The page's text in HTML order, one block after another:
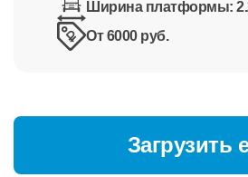
Ширина платформы:
От 6000 руб.
Загрузить